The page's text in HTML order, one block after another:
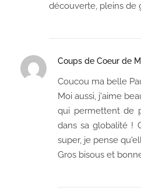
découverte, pleins de
Coups de Coeur de
Coucou ma belle
Moi aussi, j'aime
qui permettent de
dans sa globalité !
super, je pense
Gros bisous et